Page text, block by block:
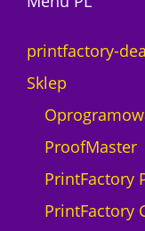
printfactory-
Sklep
ProofMaster
PrintFactory
PrintFactory